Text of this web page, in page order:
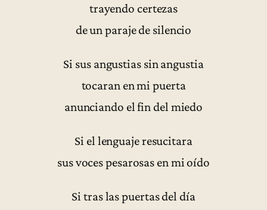
trayendo certezas
de un paraje de silencio
Si sus angustias sin angustia
tocaran en mi puerta
anunciando el fin del miedo
Si el lenguaje resucitara
sus voces pesarosas en mi oído
Si tras las puertas del día